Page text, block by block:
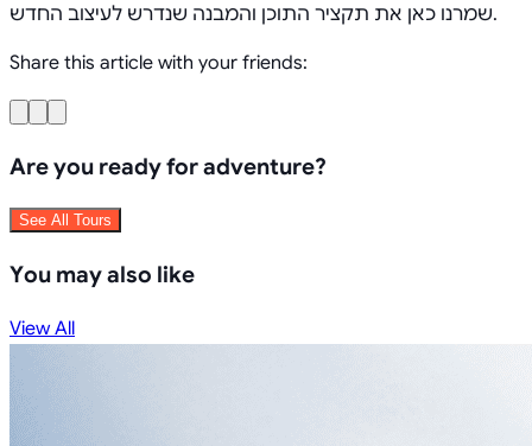
שמרנו כאן את תקציר התוכן והמבנה שנדרש לעיצוב החדש.
Share this article with your friends:
Are you ready for adventure?
See All Tours
You may also like
View All